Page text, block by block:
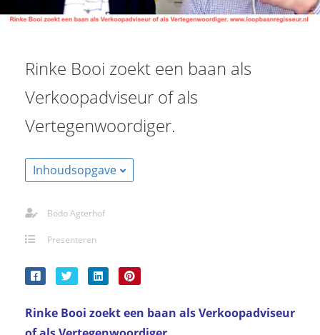
Rinke Booi zoekt een baan als
Verkoopadviseur of als
Vertegenwoordiger.
Inhoudsopgave
Bodo Agterhof
Presenteren
Rinke Booi zoekt een baan als Verkoopadviseur
deze
over
op
gebruikt